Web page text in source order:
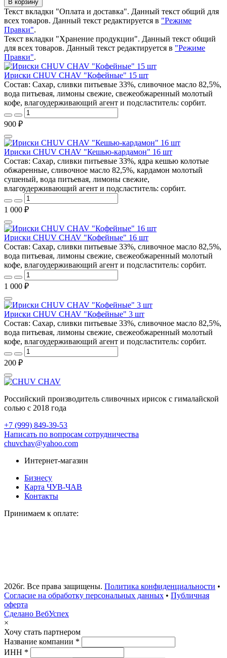
В корзину
Текст вкладки "Оплата и доставка". Данный текст общий для
всех товаров. Данный текст редактируется в "Режиме
Правки".
Текст вкладки "Хранение продукции". Данный текст общий
для всех товаров. Данный текст редактируется в "Режиме
Правки".
Ириски CHUV CHAV "Кофейные" 15 шт
Состав: Сахар, сливки питьевые 33%, сливочное масло 82,5%,
вода питьевая, лимоны свежие, свежеобжаренный молотый
кофе, влагоудерживающий агент и подсластитель: сорбит.
900 ₽
Ириски CHUV CHAV "Кешью-кардамон" 16 шт
Состав: Сахар, сливки питьевые 33%, ядра кешью колотые
обжаренные, сливочное масло 82,5%, кардамон молотый
сушеный, вода питьевая, лимоны свежие,
влагоудерживающий агент и подсластитель: сорбит.
1 000 ₽
Ириски CHUV CHAV "Кофейные" 16 шт
Состав: Сахар, сливки питьевые 33%, сливочное масло 82,5%,
вода питьевая, лимоны свежие, свежеобжаренный молотый
кофе, влагоудерживающий агент и подсластитель: сорбит.
1 000 ₽
Ириски CHUV CHAV "Кофейные" 3 шт
Состав: Сахар, сливки питьевые 33%, сливочное масло 82,5%,
вода питьевая, лимоны свежие, свежеобжаренный молотый
кофе, влагоудерживающий агент и подсластитель: сорбит.
200 ₽
Российский производитель сливочных ирисок с гималайской
солью с 2018 года
+7 (999) 849-39-53
Написать по вопросам сотрудничества
chuvchav@yahoo.com
Интернет-магазин
Бизнесу
Карта ЧУВ-ЧАВ
Контакты
Принимаем к оплате:
2026г. Все права защищены. Политика конфиденциальности •
Согласие на обработку персональных данных • Публичная
оферта
Сделано ВебУспех
×
Хочу стать партнером
Название компании *
ИНН *